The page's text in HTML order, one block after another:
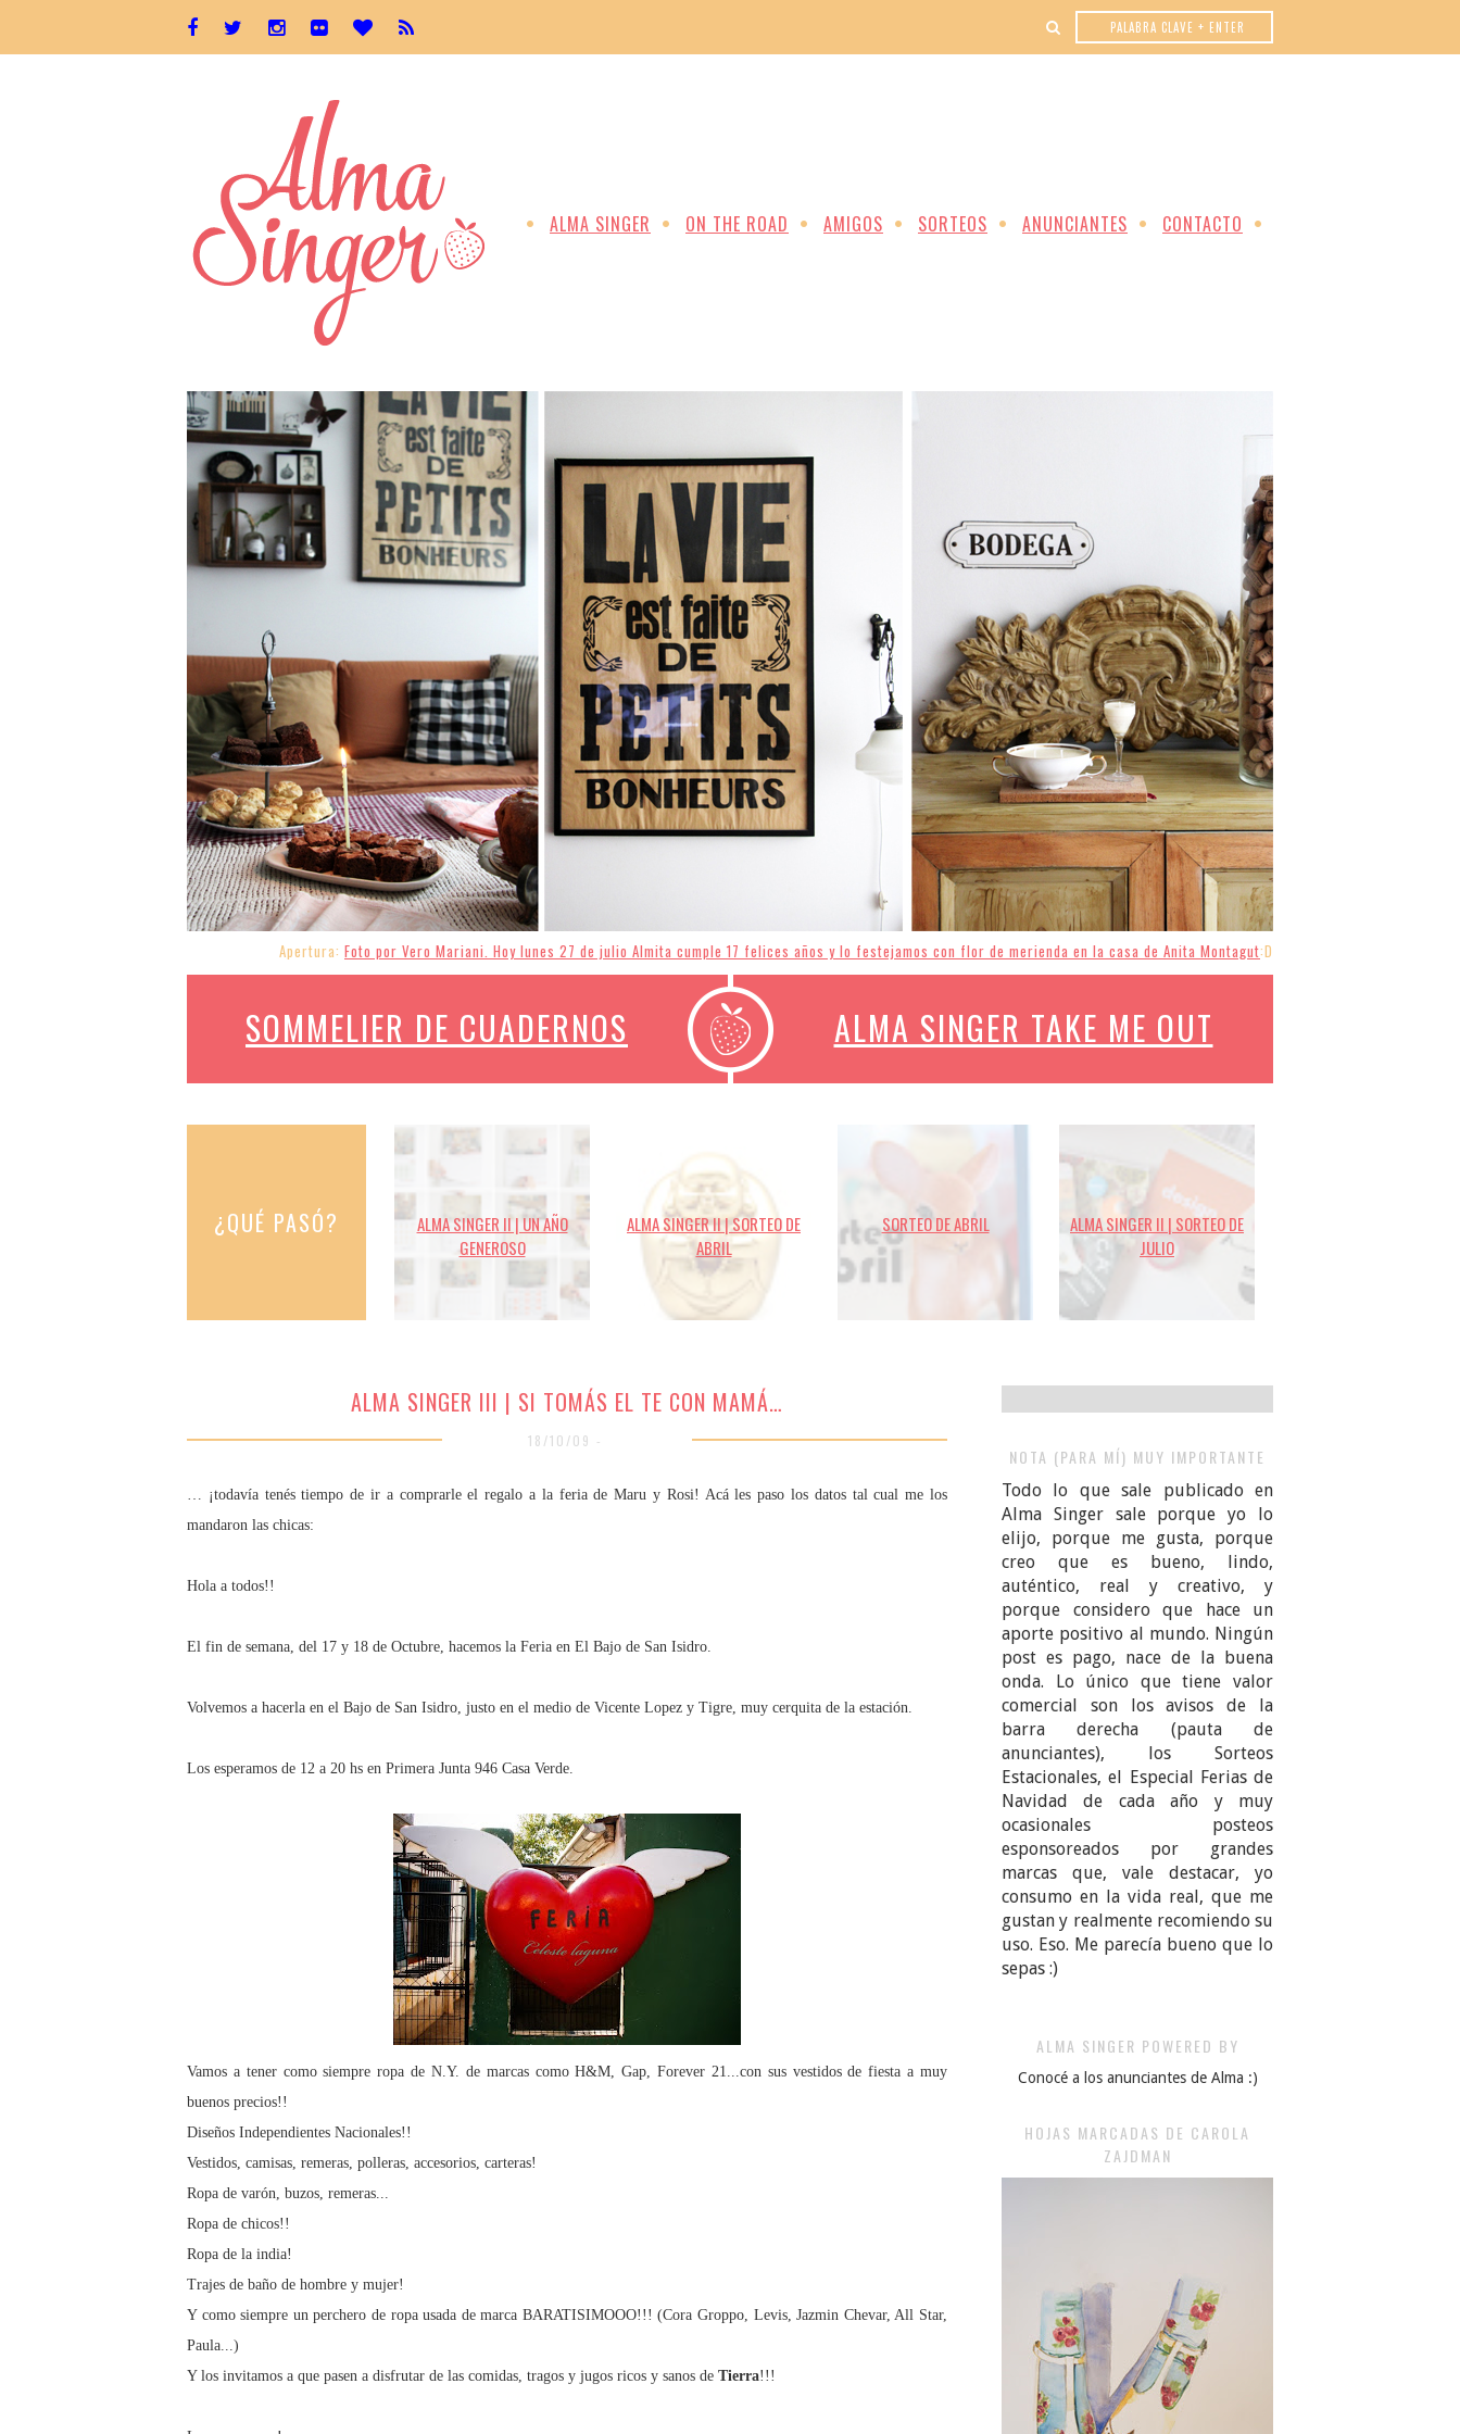
ALMA SINGER ON THE ROAD AMIGOS SORTEOS ANUNCIANTES CONTACTO
Apertura: Foto por Vero Mariani. Hoy lunes 27 de julio Almita cumple 17 felices años y lo festejamos con flor de merienda en la casa de Anita Montagut:D
SOMMELIER DE CUADERNOS ALMA SINGER TAKE ME OUT
¿QUÉ PASÓ?
ALMA SINGER II | UN AÑO
GENEROSO
ALMA SINGER II | SORTEO DE
ABRIL
SORTEO DE ABRIL
ALMA SINGER II | SORTEO DE
JULIO
ALMA SINGER III | SI TOMÁS EL TE CON MAMÁ…
18/10/09 -
… ¡todavía tenés tiempo de ir a comprarle el regalo a la feria de Maru y Rosi! Acá les paso los datos tal cual me los
mandaron las chicas:
Hola a todos!!
El fin de semana, del 17 y 18 de Octubre, hacemos la Feria en El Bajo de San Isidro.
Volvemos a hacerla en el Bajo de San Isidro, justo en el medio de Vicente Lopez y Tigre, muy cerquita de la estación.
Los esperamos de 12 a 20 hs en Primera Junta 946 Casa Verde.
Vamos a tener como siempre ropa de N.Y. de marcas como H&M, Gap, Forever 21...con sus vestidos de fiesta a muy
buenos precios!!
Diseños Independientes Nacionales!!
Vestidos, camisas, remeras, polleras, accesorios, carteras!
Ropa de varón, buzos, remeras...
Ropa de chicos!!
Ropa de la india!
Trajes de baño de hombre y mujer!
Y como siempre un perchero de ropa usada de marca BARATISIMOOO!!! (Cora Groppo, Levis, Jazmin Chevar, All Star,
Paula...)
Y los invitamos a que pasen a disfrutar de las comidas, tragos y jugos ricos y sanos de Tierra!!!
NOTA (PARA MÍ) MUY IMPORTANTE
Todo lo que sale publicado en
Alma Singer sale porque yo lo
elijo, porque me gusta, porque
creo que es bueno, lindo,
auténtico, real y creativo, y
porque considero que hace un
aporte positivo al mundo. Ningún
post es pago, nace de la buena
onda. Lo único que tiene valor
comercial son los avisos de la
barra derecha (pauta de
anunciantes), los Sorteos
Estacionales, el Especial Ferias de
Navidad de cada año y muy
ocasionales posteos
esponsoreados por grandes
marcas que, vale destacar, yo
consumo en la vida real, que me
gustan y realmente recomiendo su
uso. Eso. Me parecía bueno que lo
sepas :)
ALMA SINGER POWERED BY
Conocé a los anunciantes de Alma :)
HOJAS MARCADAS DE CAROLA
ZAJDMAN